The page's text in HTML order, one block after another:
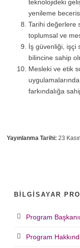
teknolojideki
yenileme
Tarihi değerlere
toplumsal ve
İş güvenliği, işçi
bilincine sahip
Mesleki ve etik
farkındalığa
Yayınlanma Tarihi: 23
BILGISAYAR
Program
Program